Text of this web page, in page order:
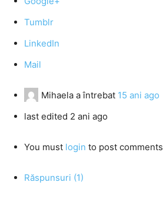
Tumblr
LinkedIn
Mail
Mihaela a întrebat 15 ani ago
last edited 2 ani ago
You must login to post comments
Răspunsuri (1)